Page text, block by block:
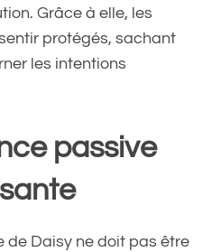
Grâce à elle, les
protégés, sachant
les intentions
passive
de Daisy ne doit pas être